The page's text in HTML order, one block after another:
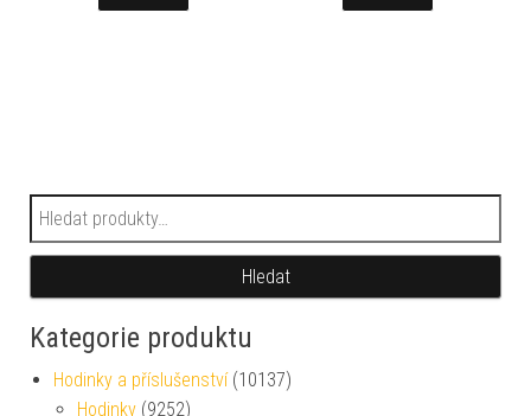
Hledat:
Hledat
Kategorie produktu
Hodinky a příslušenství (10137)
Hodinky (9252)